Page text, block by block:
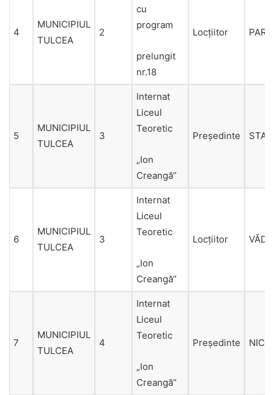
4
MUNICIPIUL
TULCEA
2
cu
program
prelungit
nr.18
Locțiitor
5
MUNICIPIUL
TULCEA
3
Internat
Liceul
Teoretic
„Ion
Creangă”
Președinte
6
MUNICIPIUL
TULCEA
3
Internat
Liceul
Teoretic
„Ion
Creangă”
Locțiitor
7
MUNICIPIUL
TULCEA
4
Internat
Liceul
Teoretic
„Ion
Creangă”
Președinte